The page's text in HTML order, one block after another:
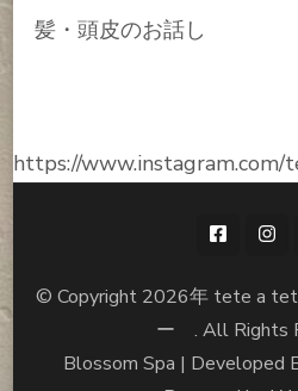
髪・頭皮のお話し
https://www.instagram.com/
© Copyright 2026年 tete a
ー . All Rights
Blossom Spa | Developed